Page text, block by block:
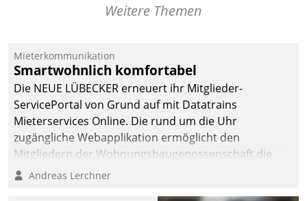
Wohnungswirtschaft“.
dafür ein Team
bestehend aus
Wohnungsunternehmen
und PropTech.
Weitere Themen
Mieterkommunikation
Smartwohnlich komfortabel
Die NEUE LÜBECKER erneuert ihr Mitglieder-
ServicePortal von Grund auf mit Datatrains
Mieterservices Online. Die rund um die Uhr
zugängliche Webapplikation ermöglicht den
Mitgliedern der Wohnungs­bau­genossenschaft die
Kontaktaufnahme per Smartphone, Tablet oder PC.
Andreas Lerchner